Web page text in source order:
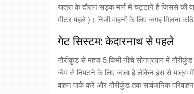
यात्रा के दौरान सड़क मार्ग में चट्टानें हैं जिससे
मीटर पहले )। निजी वाहनों के लिए जगह मिलना
गेट सिस्टम: केदारनाथ से पहले
गौरीकुंड से महज 5 किमी नीचे सोनप्रयाग में
जैम से निपटने के लिए जाता है लेकिन इस से यात्रा
वाहन पार्क करें और गौरीकुंड तक सार्वजनिक